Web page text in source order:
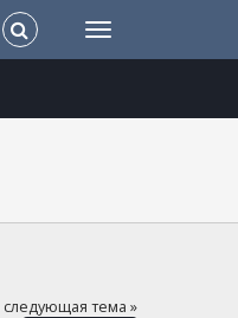
следующая тема »